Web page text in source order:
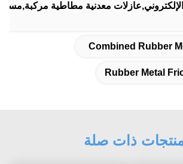
الإلكتروني,عازلات معدنية مطاطية
Combined Rubber
Rubber Metal
ذات صلة